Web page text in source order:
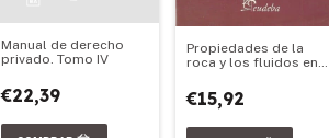
Manual de derecho
privado. Tomo IV
€22,39
Propiedades de la
roca y los fluidos en
petróleo
€15,92